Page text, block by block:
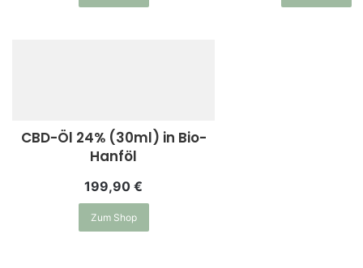
CBD-Öl 24% (30ml) in Bio-
Hanföl
199,90 €
Zum Shop